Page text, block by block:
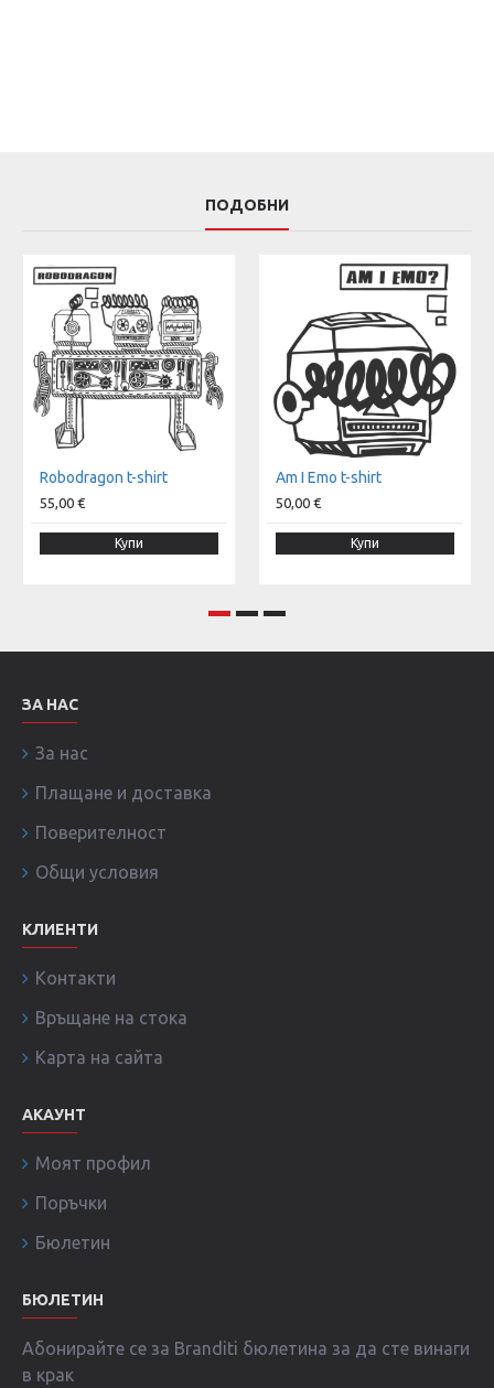
ПОДОБНИ
Robodragon t-shirt
55,00 €
Купи
Am I Emo t-shirt
50,00 €
Купи
ЗА НАС
За нас
Плащане и доставка
Поверителност
Общи условия
КЛИЕНТИ
Контакти
Връщане на стока
Карта на сайта
АКАУНТ
Моят профил
Поръчки
Бюлетин
БЮЛЕТИН
Абонирайте се за Branditi бюлетина за да сте винаги
в крак